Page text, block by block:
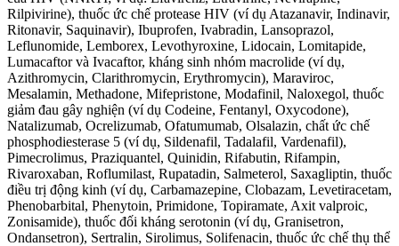
Rilpivirine), thuốc ức chế protease HIV (ví dụ Atazanavir, Indinavir,
Ritonavir, Saquinavir), Ibuprofen, Ivabradin, Lansoprazol,
Leflunomide, Lemborex, Levothyroxine, Lidocain, Lomitapide,
Lumacaftor và Ivacaftor, kháng sinh nhóm macrolide (ví dụ,
Azithromycin, Clarithromycin, Erythromycin), Maraviroc,
Mesalamin, Methadone, Mifepristone, Modafinil, Naloxegol, thuốc
giảm đau gây nghiện (ví dụ Codeine, Fentanyl, Oxycodone),
Natalizumab, Ocrelizumab, Ofatumumab, Olsalazin, chất ức chế
phosphodiesterase 5 (ví dụ, Sildenafil, Tadalafil, Vardenafil),
Pimecrolimus, Praziquantel, Quinidin, Rifabutin, Rifampin,
Rivaroxaban, Roflumilast, Rupatadin, Salmeterol, Saxagliptin, thuốc
điều trị động kinh (ví dụ, Carbamazepine, Clobazam, Levetiracetam,
Phenobarbital, Phenytoin, Primidone, Topiramate, Axit valproic,
Zonisamide), thuốc đối kháng serotonin (ví dụ, Granisetron,
Ondansetron), Sertralin, Sirolimus, Solifenacin, thuốc ức chế thụ thể